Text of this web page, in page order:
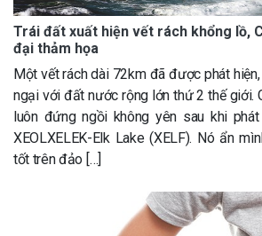
Trái đất xuất hiện vết rách khổng lồ,
đại thảm họa
Một vết rách dài 72km đã được phát
ngại với đất nước rộng lớn thứ 2 thế giới.
luôn đứng ngồi không yên sau khi
XEOLXELEK-Elk Lake (XELF). Nó ẩn
tốt trên đảo […]